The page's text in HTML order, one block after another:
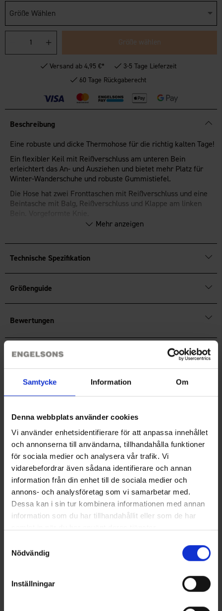
Samtycke Information Om
Denna webbplats använder cookies
Vi använder enhetsidentifierare för att anpassa innehållet
och annonserna till användarna, tillhandahålla funktioner
för sociala medier och analysera vår trafik. Vi
vidarebefordrar även sådana identifierare och annan
information från din enhet till de sociala medier och
annons- och analysföretag som vi samarbetar med.
Dessa kan i sin tur kombinera informationen med annan
information som du har tillhandahållit eller som de har
Nödvändig
Inställningar
Größe Wählen
Größe wählen
Versand ab 4,95 €*
3-5 Tage Lieferzeit
60 Tage Rückgaberecht
Beschreibung
Eine robuste und dicke Thermohose für die richtig kalten Tage!
Ein flexibler Keil mit Reißverschluss am unteren Bein
erleichtert das An- und Ausziehen und bietet mehr Platz für
Winter-Wanderschuhe und robuste Gummistiefel.
Die Hose hat zwei Fronttaschen mit Reißverschluss und eine
Beintasche mit Balg, Reißverschluss und Klappe am linken
Hinten ist die Hose etwas höher geschnitten und hat einen
Druckknopf und Reißverschluss vorne.
Mehr anzeigen
Technische Spezifikation
Größenguide
Bewertungen
Sie benötigen vielleicht auch
+3
Stretchgürtel
Ab6,50 €
Coolmax Socken
Ab6,50 €
Ähnliche Produkte